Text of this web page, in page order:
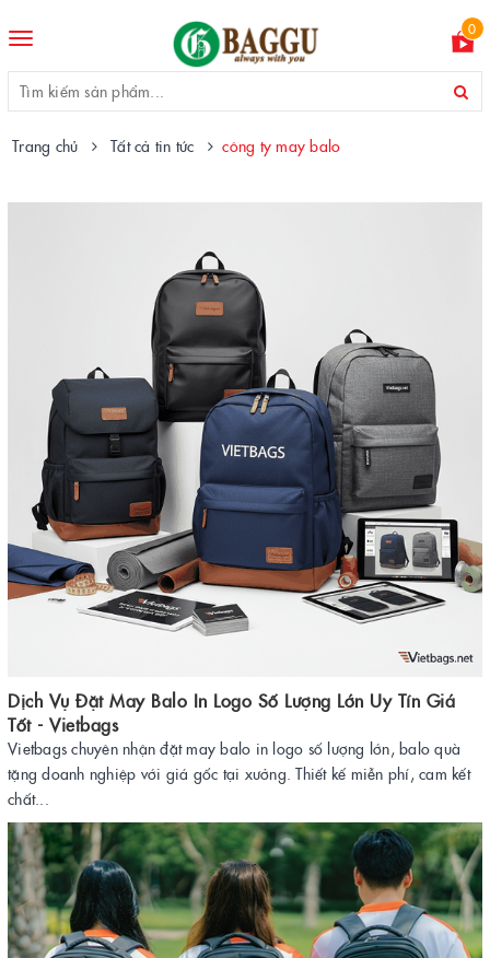
Toggle
0
Trang chủ Tất cả tin tức công ty may balo
Dịch Vụ Đặt May Balo In Logo Số Lượng Lớn Uy Tín Giá
Tốt - Vietbags
Vietbags chuyên nhận đặt may balo in logo số lượng lớn, balo quà
tặng doanh nghiệp với giá gốc tại xưởng. Thiết kế miễn phí, cam kết
chất...